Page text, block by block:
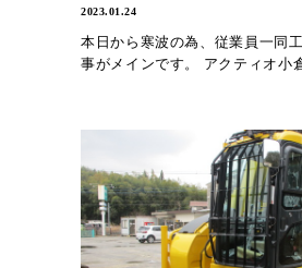
2023.01.24
本日から寒波の為、従業員一同
事がメインです。 アクティオ小